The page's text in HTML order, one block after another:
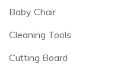
Baby Chair
Cleaning Tools
Cutting Board